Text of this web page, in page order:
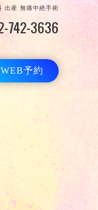
出産 無痛中絶手術
742-3636
予約